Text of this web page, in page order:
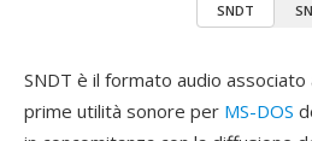
SNDT
SNDT è il formato audio associato
prime utilità sonore per MS-DOS